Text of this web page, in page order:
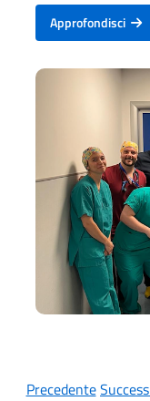
Approfondisci
Precedente